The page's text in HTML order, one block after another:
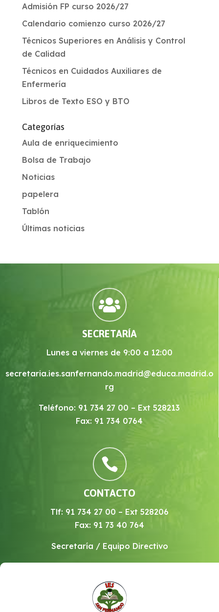
Admisión FP curso 2026/27
Calendario comienzo curso 2026/27
Técnicos Superiores en Análisis y Control
de Calidad
Técnicos en Cuidados Auxiliares de
Enfermería
Libros de Texto ESO y BTO
Categorías
Aula de enriquecimiento
Bolsa de Trabajo
Noticias
papelera
Tablón
Últimas noticias

SECRETARÍA
Lunes a viernes de 9:00 a 12:00
secretaria.ies.sanfernando.madrid@educa.madrid.o
rg
Teléfono: 91 734 27 00 – Ext 528213
Fax: 91 734 0764

CONTACTO
Tlf: 91 734 27 00 – Ext 528206
Fax: 91 73 40 764
Secretaría / Equipo Directivo